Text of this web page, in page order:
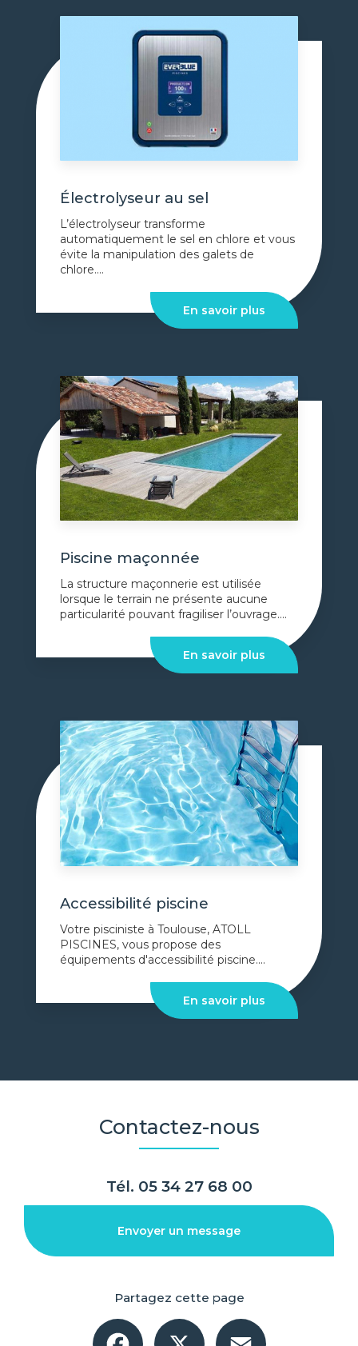
Électrolyseur au sel
L’électrolyseur transforme
automatiquement le sel en chlore et vous
évite la manipulation des galets de
chlore....
En savoir plus
Piscine maçonnée
La structure maçonnerie est utilisée
lorsque le terrain ne présente aucune
particularité pouvant fragiliser l’ouvrage....
En savoir plus
Accessibilité piscine
Votre pisciniste à Toulouse, ATOLL
PISCINES, vous propose des
équipements d'accessibilité piscine....
En savoir plus
Contactez-nous
Tél. 05 34 27 68 00
Envoyer un message
Partagez cette page
Facebook